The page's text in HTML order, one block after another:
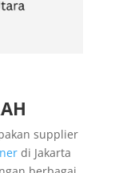
supplier
di Jakarta